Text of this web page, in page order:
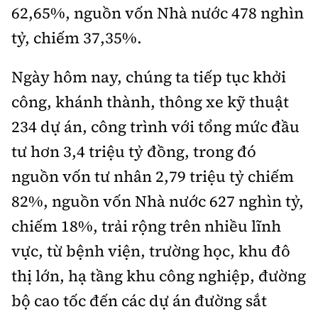
62,65%, nguồn vốn Nhà nước 478 nghìn
tỷ, chiếm 37,35%.
Ngày hôm nay, chúng ta tiếp tục khởi
công, khánh thành, thông xe kỹ thuật
234 dự án, công trình với tổng mức đầu
tư hơn 3,4 triệu tỷ đồng, trong đó
nguồn vốn tư nhân 2,79 triệu tỷ chiếm
82%, nguồn vốn Nhà nước 627 nghìn tỷ,
chiếm 18%, trải rộng trên nhiều lĩnh
vực, từ bệnh viện, trường học, khu đô
thị lớn, hạ tầng khu công nghiệp, đường
bộ cao tốc đến các dự án đường sắt